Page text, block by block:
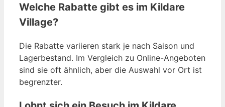
Welche Rabatte gibt es im Kildare
Village?
Die Rabatte variieren stark je nach Saison und
Lagerbestand. Im Vergleich zu Online-Angeboten
sind sie oft ähnlich, aber die Auswahl vor Ort ist
begrenzter.